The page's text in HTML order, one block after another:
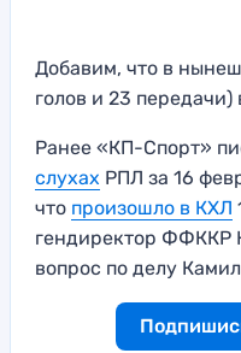
Добавим, что в
голов и 23 передачи)
Ранее «КП-Спорт»
слухах РПЛ за 16
что произошло в КХЛ
гендиректор ФФККР
вопрос по делу